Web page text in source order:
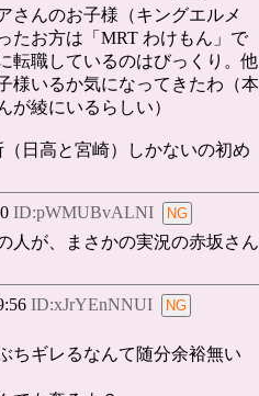
さんのお子様（キングエルメ
たお方は「MRT わけもん」で
転職しているのはびっくり。他
様いるか気になってきたわ（本
が綾にいるらしい）
日高と宮崎）しかないの初め
ID:pWMUBvALNI
人が、まさかの実況の赤坂さん
ID:xJrYEnNNUI
ちギレるなんて随分余裕無い